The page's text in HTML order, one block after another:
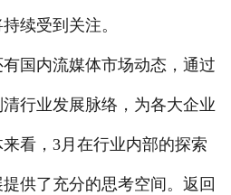
续受到关注。
内流媒体市场动态，通过
行业发展脉络，为各大企业
看，3月在行业内部的探索
供了充分的思考空间。返回